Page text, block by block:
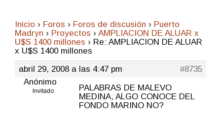
Inicio › Foros › Foros de discusión › Puerto
Madryn › Proyectos › AMPLIACION DE ALUAR x
U$S 1400 millones › Re: AMPLIACION DE ALUAR
x U$S 1400 millones
abril 29, 2008 a las 4:47 pm
#8735
Anónimo
Invitado
PALABRAS DE MALEVO
MEDINA, ALGO CONOCE DEL
FONDO MARINO NO?